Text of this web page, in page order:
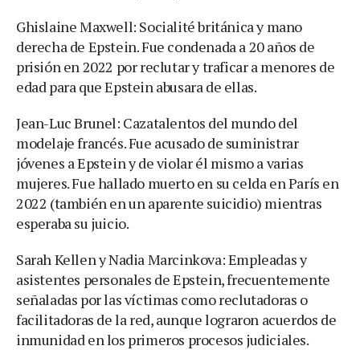
Ghislaine Maxwell: Socialité británica y mano
derecha de Epstein. Fue condenada a 20 años de
prisión en 2022 por reclutar y traficar a menores de
edad para que Epstein abusara de ellas.
Jean-Luc Brunel: Cazatalentos del mundo del
modelaje francés. Fue acusado de suministrar
jóvenes a Epstein y de violar él mismo a varias
mujeres. Fue hallado muerto en su celda en París en
2022 (también en un aparente suicidio) mientras
esperaba su juicio.
Sarah Kellen y Nadia Marcinkova: Empleadas y
asistentes personales de Epstein, frecuentemente
señaladas por las víctimas como reclutadoras o
facilitadoras de la red, aunque lograron acuerdos de
inmunidad en los primeros procesos judiciales.